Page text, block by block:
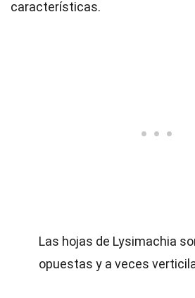
características.
Las hojas de Lysimachia
opuestas y a veces